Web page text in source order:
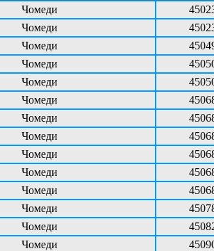
Чомеди
Чомеди
Чомеди
Чомеди
Чомеди
Чомеди
Чомеди
Чомеди
Чомеди
Чомеди
Чомеди
Чомеди
Чомеди
Чомеди